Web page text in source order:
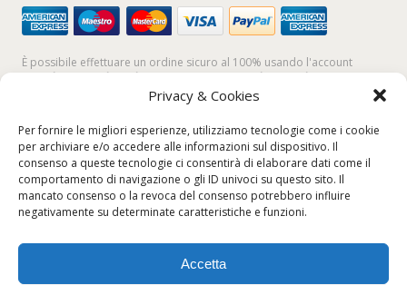
Privacy & Cookies
Per fornire le migliori esperienze, utilizziamo tecnologie come i cookie
per archiviare e/o accedere alle informazioni sul dispositivo. Il
consenso a queste tecnologie ci consentirà di elaborare dati come il
comportamento di navigazione o gli ID univoci su questo sito. Il
mancato consenso o la revoca del consenso potrebbero influire
negativamente su determinate caratteristiche e funzioni.
Accetta
È possibile effettuare un ordine sicuro al 100% usando l'account
PayPal,lacarta di credito, oppure facendo unbonifico bancario